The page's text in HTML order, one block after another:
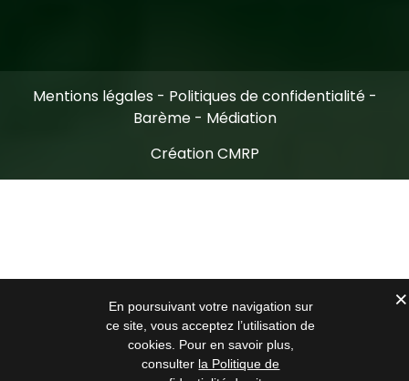
Mentions légales - Politiques de confidentialité-
Barème- Médiation
Création CMRP
En poursuivant votre navigation sur
ce site, vous acceptez l’utilisation de
cookies. Pour en savoir plus,
consulter la Politique de